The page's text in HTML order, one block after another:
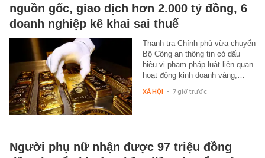
nguồn gốc, giao dịch hơn 2.000 tỷ đồng, 6
doanh nghiệp kê khai sai thuế
Thanh tra Chính phủ vừa chuyển
Bộ Công an thông tin có dấu
hiệu vi phạm pháp luật liên quan
hoạt động kinh doanh vàng,…
XÃ HỘI - 7 giờ trước
Người phụ nữ nhận được 97 triệu đồng